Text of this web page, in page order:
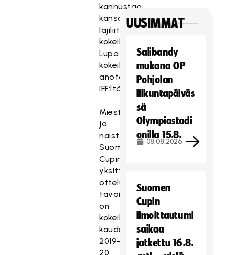
kannustaa
kansallisia
lajiliittoja
kokeiluihin.
Lupa
kokeiluihin
anotaan
IFF:ltä.
Miesten
ja
naisten
Suomen
Cupin
yksittäisissä
otteluissa
tavoitteena
on
kokeilla
kaudella
2019-
20
UUSIMMAT
Salibandy
mukana OP
Pohjolan
liikuntapäiväs
sä
Olympiastadi
onilla 15.8.
08.08.2026
Suomen
Cupin
ilmoittautumi
saikaa
jatkettu 16.8.